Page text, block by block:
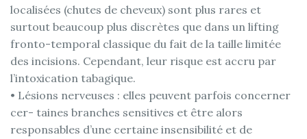
localisées (chutes de cheveux) sont plus rares et
surtout beaucoup plus discrètes que dans un lifting
fronto-temporal classique du fait de la taille limitée
des incisions. Cependant, leur risque est accru par
l’intoxication tabagique.
• Lésions nerveuses : elles peuvent parfois concerner
cer- taines branches sensitives et être alors
responsables d’une certaine insensibilité et de